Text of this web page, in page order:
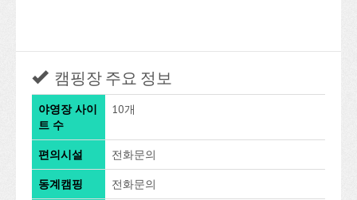
캠핑장 주요 정보
야영장 사이
트 수
10개
편의시설 전화문의
동계캠핑 전화문의